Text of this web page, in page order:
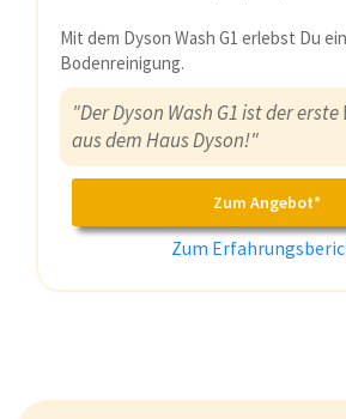
Mit dem Dyson Wash G1 erlebst Du
Bodenreinigung.
"Der Dyson Wash G1 ist der
aus dem Haus Dyson!"
Zum Angebot*
Zum